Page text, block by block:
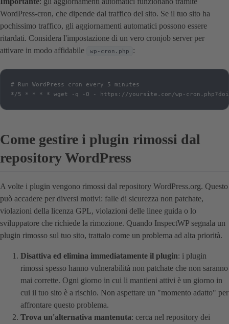
WordPress-cron, che dipende dal traffico del sito. Se il tuo sito ha
pochissimo traffico, gli aggiornamenti automatici possono essere
ritardati. Considera l'impostazione di un vero cronjob server per
attivare in modo affidabile
wp-cron.php :
# Run WordPress cron every 5 minutes
*/5 * * * * wget -q -O - https://yoursite.com/wp-
Come gestire i plugin rimossi dal
repository WordPress
A volte i plugin vengono rimossi dal repository WordPress.org. Questo
può accadere per diversi motivi: falle di sicurezza non patchate,
violazioni della licenza GPL, violazioni delle linee guida o lo
sviluppatore che richiede la rimozione. Quando InspectWP segnala un
plugin rimosso sul tuo sito, trattalo come un problema ad alta priorità.
Disattiva ed elimina immediatamente il plugin: i plugin
rimossi spesso hanno vulnerabilità non patchate che non saranno
mai corrette. Ogni giorno in cui li mantieni attivi è un giorno in
cui il tuo sito è a rischio. Non aspettare un "momento adatto" per
affrontare questo problema.
Trova un'alternativa mantenuta: cerca nel repository dei